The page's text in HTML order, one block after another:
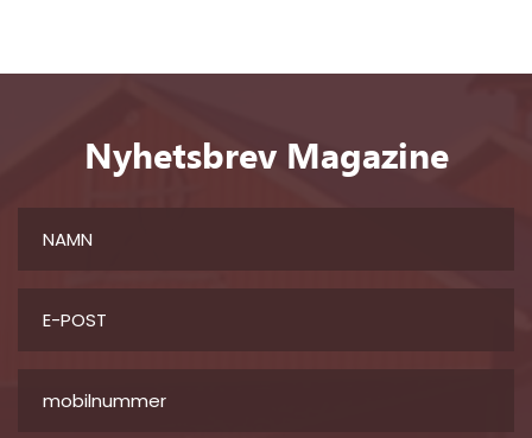
Nyhetsbrev Magazine